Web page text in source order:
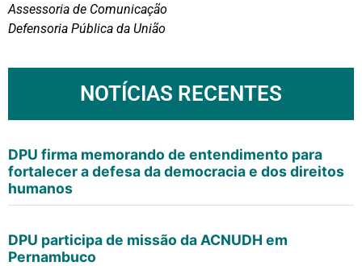
Assessoria de Comunicação
Defensoria Pública da União
NOTÍCIAS RECENTES
DPU firma memorando de entendimento para
fortalecer a defesa da democracia e dos direitos
humanos
DPU participa de missão da ACNUDH em
Pernambuco